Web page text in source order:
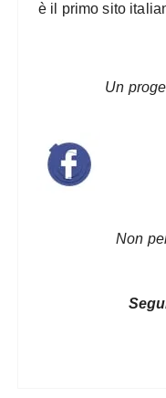
è il primo sito
Un
Non